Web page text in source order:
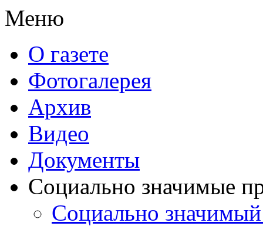
Меню
О газете
Фотогалерея
Архив
Видео
Документы
Социально значимые
Социально